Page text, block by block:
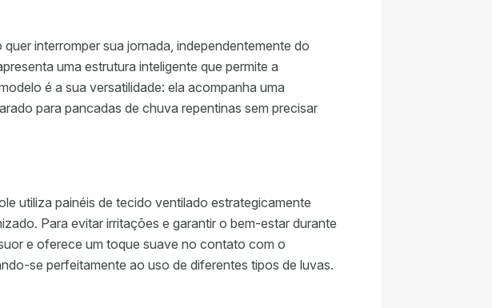
interromper sua jornada, independentemente do
uma estrutura inteligente que permite a
é a sua versatilidade: ela acompanha uma
para pancadas de chuva repentinas sem precisar
utiliza painéis de tecido ventilado estrategicamente
Para evitar irritações e garantir o bem-estar durante
e oferece um toque suave no contato com o
se perfeitamente ao uso de diferentes tipos de luvas.